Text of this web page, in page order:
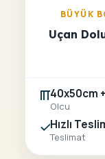
BÜYÜK
Uçan
40x50cm
Olcu
Hızlı
Teslimat